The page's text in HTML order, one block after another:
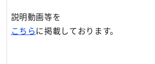
説明動画等を
こちらに掲載しております。